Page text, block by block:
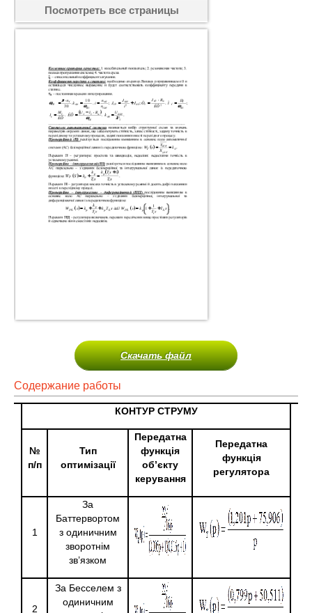
Посмотреть все страницы
Скачать файл
Содержание работы
КОНТУР СТРУМУ
№
п/п
Тип
оптимізації
Передатна
функція
об’єкту
керування
Передатна
функція
регулятора
1
За
Баттервортом
з одиничним
зворотнім
зв’язком
2
За Бесселем з
одиничним